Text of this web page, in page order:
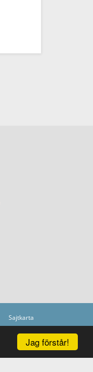
Jag förstår!
Sajtkarta